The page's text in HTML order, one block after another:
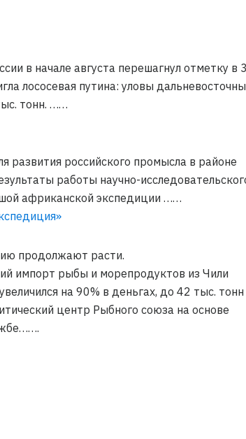
в начале августа перешагнул отметку в 3
лососевая путина: уловы
тонн. ……
российского промысла в районе
работы научно-
африканской экспедиции ……
продолжают расти.
импорт рыбы и морепродуктов из Чили
на 90% в деньгах, до 42 тыс. тонн
центр Рыбного союза на основе